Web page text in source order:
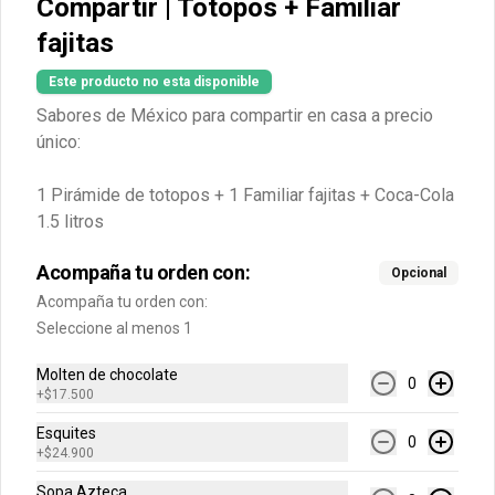
$10.900
Conócenos
Cobertura
Política de Protección de Datos Personales LA RECETA Y CIA
S.A.S
Términos y Condiciones de las Promociones
Compartir | Totopos + Familiar
fajitas
Este producto no esta disponible
Sabores de México para compartir en casa a precio
único:
1 Pirámide de totopos + 1 Familiar fajitas + Coca-Cola
1.5 litros
Acompaña tu orden con: Opcional
Acompaña tu orden con:
Seleccione al menos 1
Molten de chocolate
+$17.500
0
Esquites
+$24.900
0